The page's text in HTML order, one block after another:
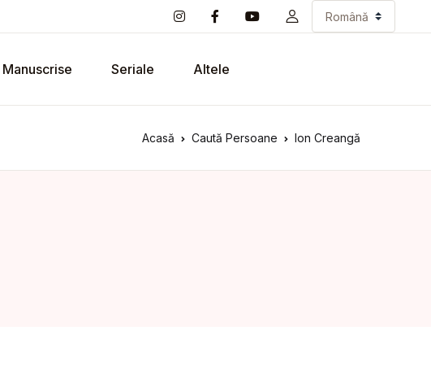
Manuscrise Seriale Altele
Acasă Caută Persoane Ion Creangă